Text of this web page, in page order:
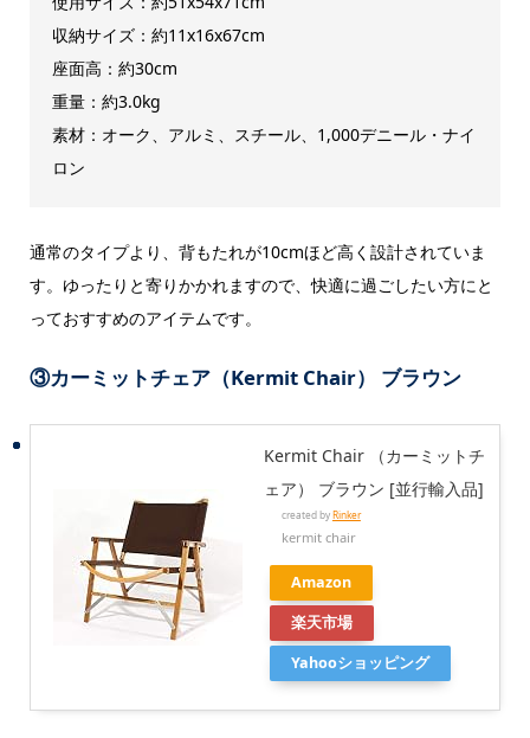
収納サイズ：約11x16x67cm
座面高：約30cm
重量：約3.0kg
素材：オーク、アルミ、スチール、1,000デニール・ナイ
ロン
通常のタイプより、背もたれが10cmほど高く設計されていま
す。ゆったりと寄りかかれますので、快適に過ごしたい方にと
っておすすめのアイテムです。
③カーミットチェア（Kermit Chair） ブラウン
Kermit Chair （カーミットチ
ェア） ブラウン [並行輸入品]
created by Rinker
kermit chair
Amazon
楽天市場
Yahooショッピング